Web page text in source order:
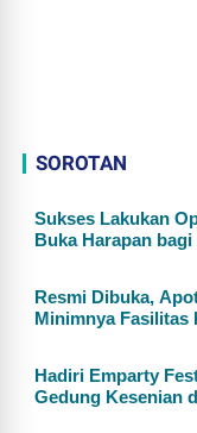
SOROTAN
Sukses Lakukan
Buka Harapan
Resmi Dibuka,
Minimnya Fasilitas
Hadiri Emparty
Gedung Kesenian